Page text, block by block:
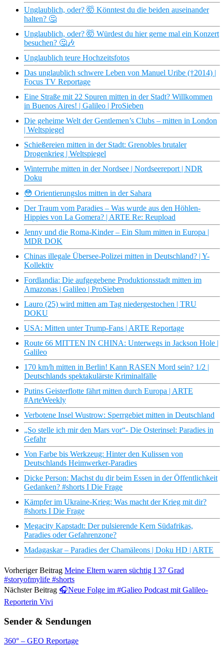
Unglaublich, oder? 🤯 Könntest du die beiden auseinander
halten? 🤔
Unglaublich, oder? 🤯 Würdest du hier gerne mal ein Konzert
besuchen? 🤔🎶
Unglaublich teure Hochzeitsfotos
Das unglaublich schwere Leben von Manuel Uribe (†2014) |
Focus TV Reportage
Eine Straße mit 22 Spuren mitten in der Stadt? Willkommen
in Buenos Aires! | Galileo | ProSieben
Die geheime Welt der Gentlemen’s Clubs – mitten in London
| Weltspiegel
Schießereien mitten in der Stadt: Grenobles brutaler
Drogenkrieg | Weltspiegel
Winterruhe mitten in der Nordsee | Nordseereport | NDR
Doku
😳 Orientierungslos mitten in der Sahara
Der Traum vom Paradies – Was wurde aus den Höhlen-
Hippies von La Gomera? | ARTE Re: Reupload
Jenny und die Roma-Kinder – Ein Slum mitten in Europa |
MDR DOK
Chinas illegale Übersee-Polizei mitten in Deutschland? | Y-
Kollektiv
Fordlandia: Die aufgegebene Produktionsstadt mitten im
Amazonas | Galileo | ProSieben
Lauro (25) wird mitten am Tag niedergestochen | TRU
DOKU
USA: Mitten unter Trump-Fans | ARTE Reportage
Route 66 MITTEN IN CHINA: Unterwegs in Jackson Hole |
Galileo
170 km/h mitten in Berlin! Kann RASEN Mord sein? 1/2 |
Deutschlands spektakulärste Kriminalfälle
Putins Geisterflotte fährt mitten durch Europa | ARTE
#ArteWeekly
Verbotene Insel Wustrow: Sperrgebiet mitten in Deutschland
„So stelle ich mir den Mars vor“- Die Osterinsel: Paradies in
Gefahr
Von Farbe bis Werkzeug: Hinter den Kulissen von
Deutschlands Heimwerker-Paradies
Dicke Person: Machst du dir beim Essen in der Öffentlichkeit
Gedanken? #shorts I Die Frage
Kämpfer im Ukraine-Krieg: Was macht der Krieg mit dir?
#shorts I Die Frage
Megacity Kapstadt: Der pulsierende Kern Südafrikas,
Paradies oder Gefahrenzone?
Madagaskar – Paradies der Chamäleons | Doku HD | ARTE
Vorheriger Beitrag Meine Eltern waren süchtig I 37 Grad
#storyofmylife #shorts
Nächster Beitrag 🎧Neue Folge im #Galieo Podcast mit Galileo-
Reporterin Vivi
Sender & Sendungen
360° – GEO Reportage